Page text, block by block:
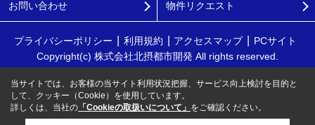
お問い合わせ 物件リクエスト
プライバシーポリシー 利用規約 アクセスマップ
PCサイト
Copyright(c) 株式会社北摂都市開発 All rights reserved.
当サイトでは、お客様の当サイト利用状況把握、サービス向上検討を目的と
して、クッキー（Cookie）を使用しています。
詳しくは、当社の 「Cookieの取扱いについて」 をご確認ください。